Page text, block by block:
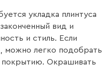
укладка плинтуса
вид и
и стиль. Если
можно легко подобрать
покрытию. Окрашивать